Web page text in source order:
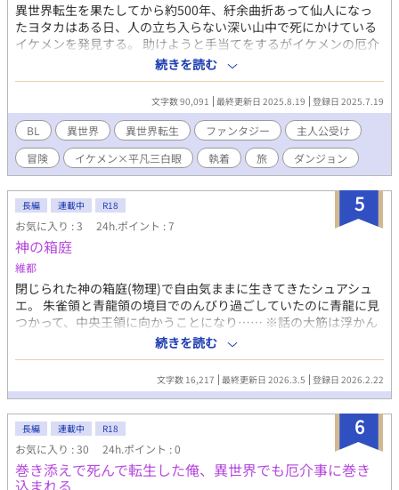
異世界転生を果たしてから約500年、紆余曲折あって仙人になっ
たヨタカはある日、人の立ち入らない深い山中で死にかけている
イケメンを発見する。 助けようと手当てをするがイケメンの厄介
な体質により効果は薄く、ついには最終手段としてやむを得ず
────セックスをした。 イケメンは無事一命を取りとめ、よか
ったよかったと元いた町にリリースしようとしたらなんだかんだ
理由をつけて同行を迫られる。 「は？ 責任をとる？ ……い
や、なんで？？ どちらかといえば責任をとる立場なのはオ
レ……あ」 そうしてなんだかんだ共に旅をすることになってし
まった。 厄介な体質を持つ銀髪金眼のイケメン剣士✕平凡顔三白
眼の隻腕仙人（転生者）の異世界放浪記。 ※メインカプ固定 ※更
新お休み中
続きを読む
文字数 90,091 最終更新日 2025.8.19 登録日 2025.7.19
BL 異世界 異世界転生 ファンタジー
主人公受け
冒険
イケメン×平凡三白眼 執着 旅 ダンジョン
5
長編 連載中 R18
お気に入り : 3 24h.ポイント : 7
神の箱庭
維都
閉じられた神の箱庭(物理)で自由気ままに生きてきたシュアシュ
エ。 朱雀領と青龍領の境目でのんびり過ごしていたのに青龍に見
つかって、中央王領に向かうことになり…… ※話の大筋は浮かん
でるものの、いつも通り見切り発車です。 ※なんちゃって中華風
で思い浮かべてください。なんちゃってです。 ※なんでも許せる
人向け。 ※不定期更新。 ※カプ固定、ハピエン。 ※なろうムーン
ライトノベルにも載せてます。
続きを読む
文字数 16,217 最終更新日 2026.3.5 登録日 2026.2.22
6
長編 連載中 R18
お気に入り : 30 24h.ポイント : 0
巻き添えで死んで転生した俺、異世界でも厄介事に巻き
込まれる